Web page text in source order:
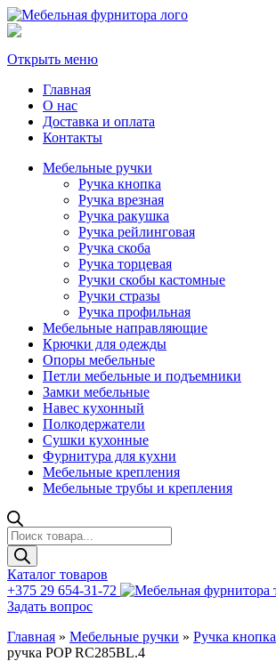
Открыть меню
Главная
О нас
Доставка и оплата
Контакты
Мебельные ручки
Ручка кнопка
Ручка врезная
Ручка ракушка
Ручка рейлинговая
Ручка скоба
Ручка торцевая
Ручки скобы кастомные
Ручки стразы
Ручка профильная
Мебельные направляющие
Крючки для одежды
Опоры мебельные
Петли мебельные и подъемники
Замки мебельные
Навес кухонный
Полкодержатели
Сушки кухонные
Фурнитура для кухни
Мебельные крепления
Мебельные трубы и крепления
Поиск
товаров
Каталог товаров
+375 29 654-31-72
Задать вопрос
Главная » Мебельные ручки » Ручка кнопка
ручка POP RC285BL.4